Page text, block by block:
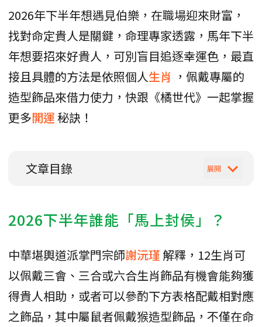
2026年下半年想遇見伯樂，在職場迎來財富，
找對命定貴人是關鍵，命理專家透露，馬年下半
年想要招來好貴人，可別盲目追逐幸運色，最直
接且具體的方法是依照個人生肖 ，佩戴專屬的
造型飾品來借力使力，快跟《橘世代》一起掌握
更多開運秘訣！
文章目錄
2026下半年誰能「馬上封侯」？
中華堪輿道派掌門宗師謝沅瑾 解釋，12生肖可
以佩戴三會、三合或六合生肖飾品有機會能夠獲
得貴人相助，或者可以參酌下方表格配戴相對應
之飾品，其中屬鼠者佩戴猴造型飾品，不僅在命